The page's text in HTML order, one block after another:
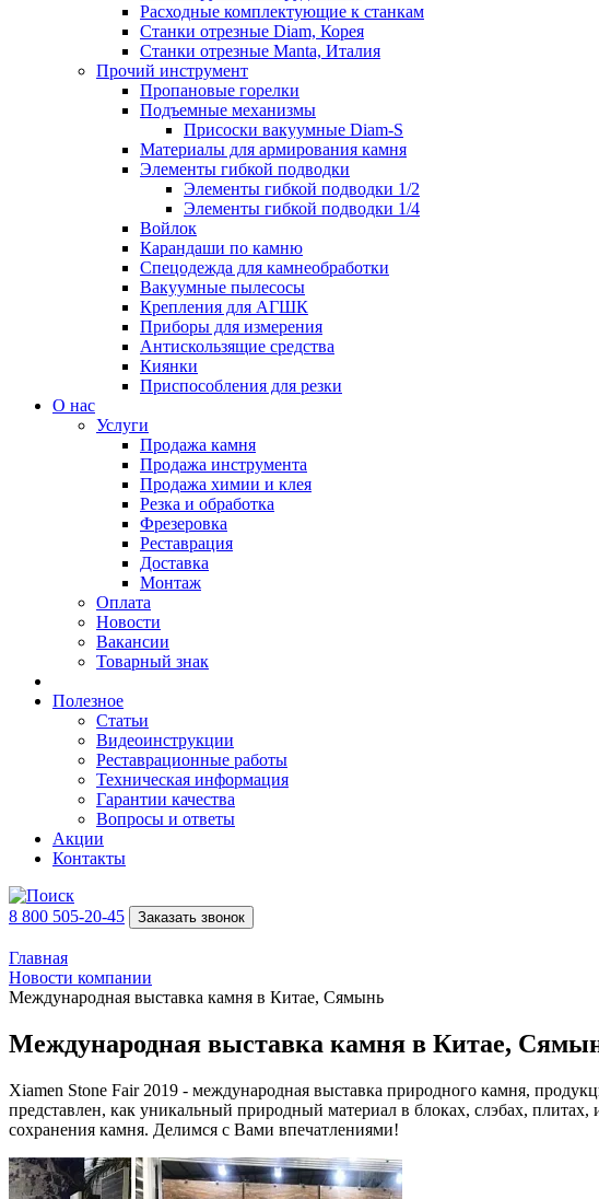
Расходные комплектующие к станкам
Станки отрезные Diam, Корея
Станки отрезные Manta, Италия
Прочий инструмент
Пропановые горелки
Подъeмные механизмы
Присоски вакуумные Diam-S
Материалы для армирования камня
Элементы гибкой подводки
Элементы гибкой подводки 1/2
Элементы гибкой подводки 1/4
Войлок
Карандаши по камню
Спецодежда для камнеобработки
Вакуумные пылесосы
Крепления для АГШК
Приборы для измерения
Антискользящие средства
Киянки
Приспособления для резки
О нас
Услуги
Продажа камня
Продажа инструмента
Продажа химии и клея
Резка и обработка
Фрезеровка
Реставрация
Доставка
Монтаж
Оплата
Новости
Вакансии
Товарный знак
Полезное
Статьи
Видеоинструкции
Реставрационные работы
Техническая информация
Гарантии качества
Вопросы и ответы
Акции
Контакты
8 800 505-20-45 Заказать звонок
Главная
Новости компании
Международная выставка камня в Китае, Сямынь
Международная выставка камня в Китае,
Xiamen Stone Fair 2019 - международная выставка природного камня,
представлен, как уникальный природный материал в блоках, слэбах,
сохранения камня. Делимся с Вами впечатлениями!